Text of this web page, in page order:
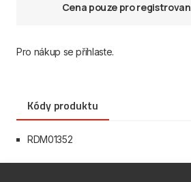
Cena pouze pro
Pro nákup se přihlaste.
Kódy produktu
RDM01352